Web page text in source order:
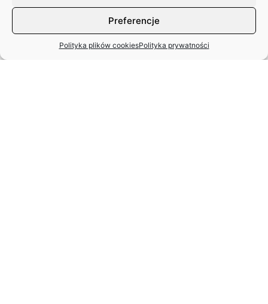
Preferencje
Polityka plików cookiesPolityka prywatności